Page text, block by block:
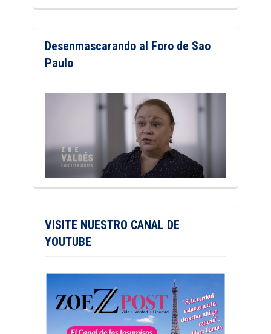
Desenmascarando al Foro de Sao
Paulo
VISITE NUESTRO CANAL DE
YOUTUBE